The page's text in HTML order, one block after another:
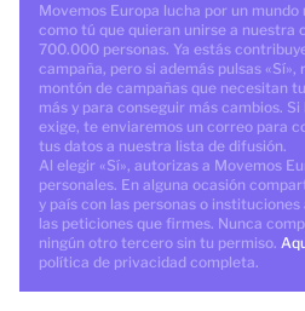
Movemos Europa lucha por un
como tú que quieran unirse a nuestra
700.000 personas. Ya estás
campaña, pero si además pulsas
montón de campañas que necesitan
más y para conseguir más cambios.
exige, te enviaremos un correo para
tus datos a nuestra lista de difusión.
Al elegir «Sí», autorizas a Movemos
personales. En alguna ocasión
y país con las personas o
las peticiones que firmes. Nunca
ningún otro tercero sin tu permiso.
política de privacidad completa.